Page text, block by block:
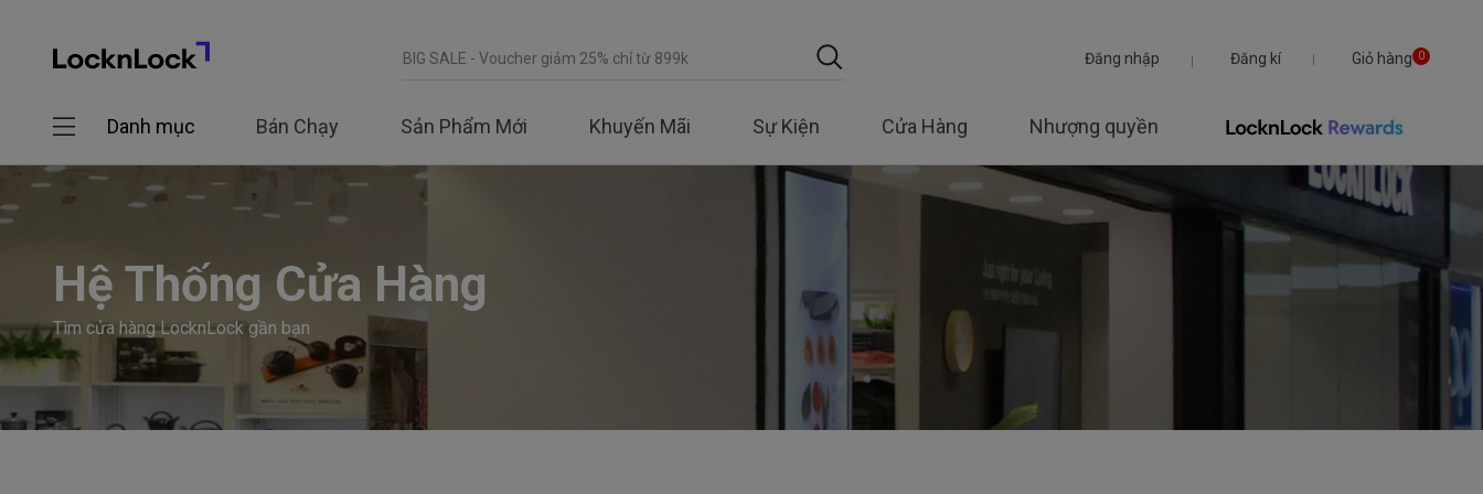
Đăng nhập Đăng kí Giỏ hàng 0
Danh mục Bán Chạy Sản Phẩm Mới Khuyến Mãi Sự Kiện Cửa Hàng Nhượng quyền
Hệ Thống Cửa Hàng
Tìm cửa hàng LocknLock gần bạn